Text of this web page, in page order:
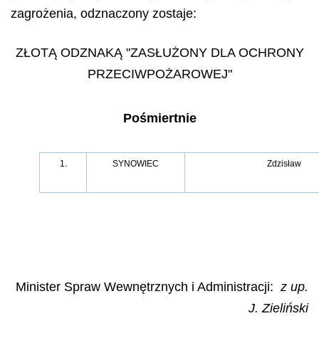
zagrożenia, odznaczony zostaje:
ZŁOTĄ ODZNAKĄ "ZASŁUŻONY DLA OCHRONY
PRZECIWPOŻAROWEJ"
Pośmiertnie
1. SYNOWIEC Zdzisław
Minister Spraw Wewnętrznych i Administracji: z up.
J. Zieliński